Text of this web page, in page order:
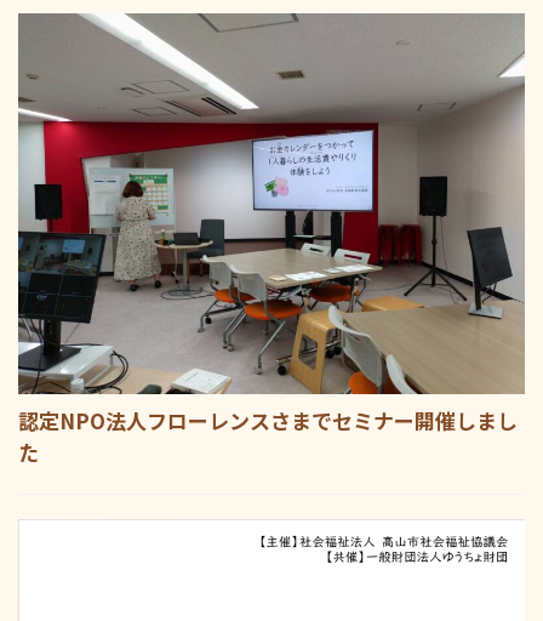
認定NPO法人フローレンスさまでセミナー開催しまし
た